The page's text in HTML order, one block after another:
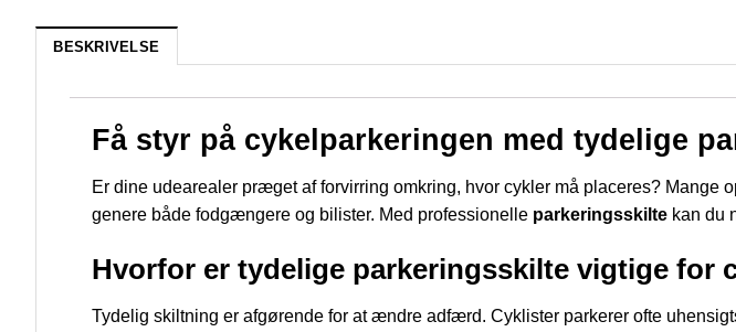
BESKRIVELSE
Få styr på cykelparkeringen med tydelige
Er dine udearealer præget af forvirring omkring, hvor cykler må placeres?
genere både fodgængere og bilister. Med professionelle parkeringsskilte kan du
Hvorfor er tydelige parkeringsskilte vigtige for
Tydelig skiltning er afgørende for at ændre adfærd. Cyklister parkerer ofte